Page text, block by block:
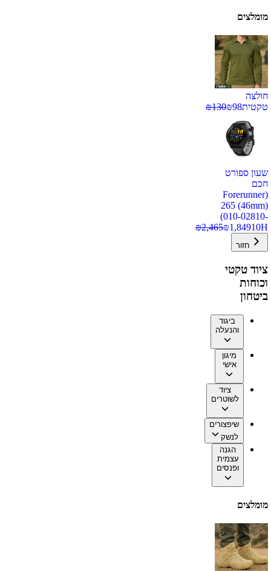
מומלצים
חולצה
טקטית
₪98
₪130
שעון ספורט
חכם
(Forerunner
265 (46mm)
(010-02810-
10H
₪1,849
₪2,465
חזור
ציוד טקטי
וכוחות
ביטחון
ביגוד
והנעלה
מיגון
אישי
ציוד
לשוטרים
שיפצורים
לנשק
הגנה
עצמית
ופנסים
מומלצים